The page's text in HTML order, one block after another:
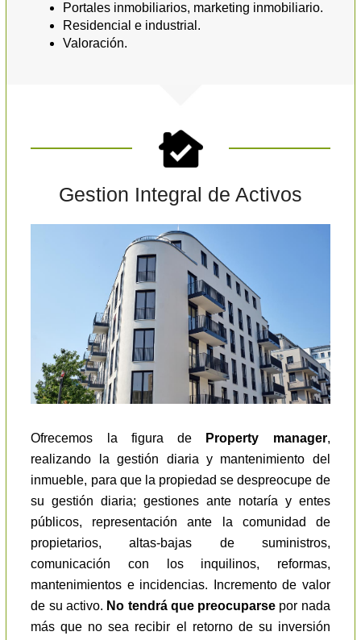
Portales inmobiliarios, marketing inmobiliario.
Residencial e industrial.
Valoración.
Gestion Integral de Activos
Ofrecemos la figura de Property manager,
realizando la gestión diaria y mantenimiento del
inmueble, para que la propiedad se despreocupe de
su gestión diaria; gestiones ante notaría y entes
públicos, representación ante la comunidad de
propietarios, altas-bajas de suministros,
comunicación con los inquilinos, reformas,
mantenimientos e incidencias. Incremento de valor
de su activo. No tendrá que preocuparse por nada
más que no sea recibir el retorno de su inversión